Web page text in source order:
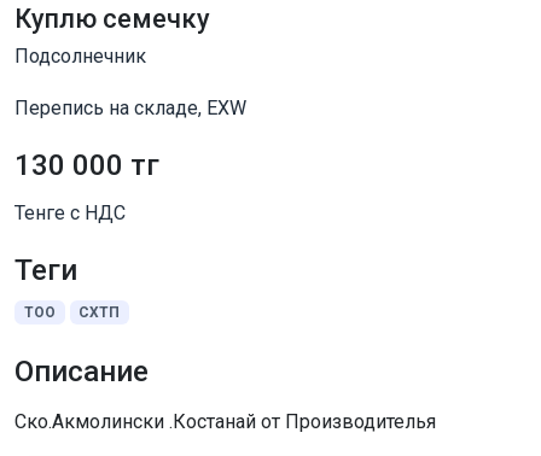
Куплю семечку
Подсолнечник
Перепись на складе, EXW
130 000 тг
Тенге с НДС
Теги
ТОО СХТП
Описание
Ско.Акмолински .Костанай от Производителья